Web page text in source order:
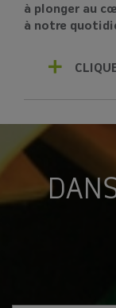
à plonger au
à notre